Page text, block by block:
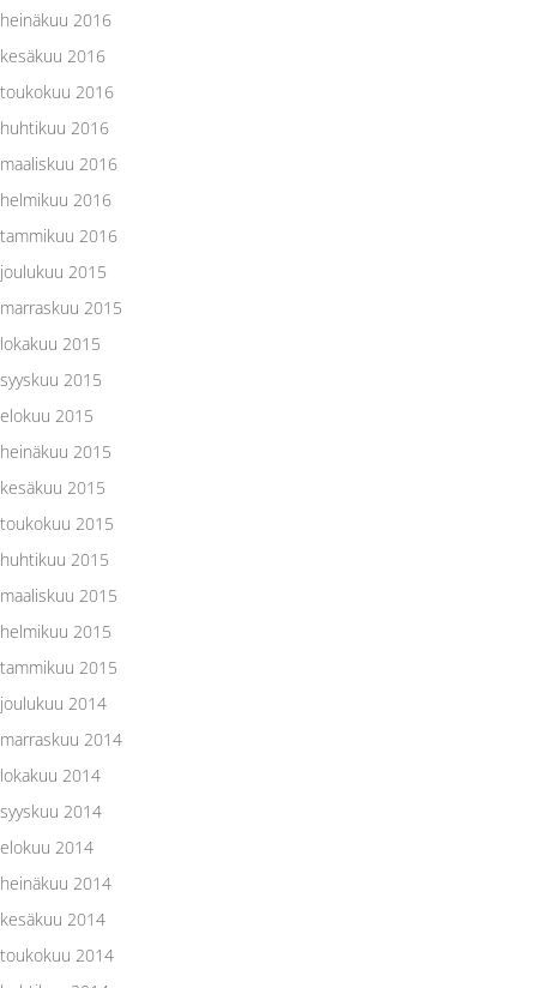
heinäkuu 2016
kesäkuu 2016
toukokuu 2016
huhtikuu 2016
maaliskuu 2016
helmikuu 2016
tammikuu 2016
joulukuu 2015
marraskuu 2015
lokakuu 2015
syyskuu 2015
elokuu 2015
heinäkuu 2015
kesäkuu 2015
toukokuu 2015
huhtikuu 2015
maaliskuu 2015
helmikuu 2015
tammikuu 2015
joulukuu 2014
marraskuu 2014
lokakuu 2014
syyskuu 2014
elokuu 2014
heinäkuu 2014
kesäkuu 2014
toukokuu 2014